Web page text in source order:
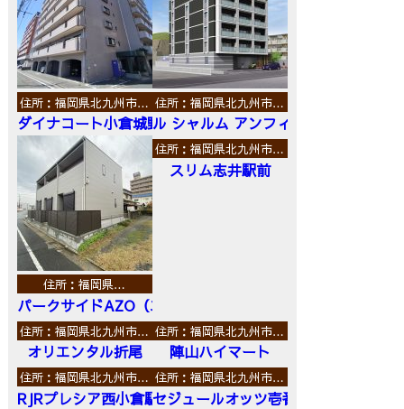
住所：福岡県北九州市…
ダイナコート小倉城野
住所：福岡県北九州市…
ル シャルム アンフィニ
住所：福岡県…
パークサイドAZO（エーゼットオー）
住所：福岡県北九州市…
スリム志井駅前
住所：福岡県北九州市…
オリエンタル折尾
住所：福岡県北九州市…
陣山ハイマート
住所：福岡県北九州市…
RJRプレシア西小倉駅前
住所：福岡県北九州市…
セジュールオッツ壱番館